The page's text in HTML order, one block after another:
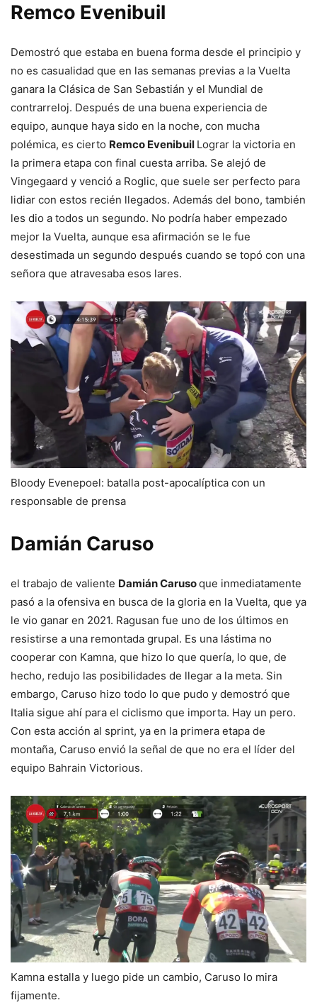
Remco Evenibuil
Demostró que estaba en buena forma desde el principio y
no es casualidad que en las semanas previas a la Vuelta
ganara la Clásica de San Sebastián y el Mundial de
contrarreloj. Después de una buena experiencia de
equipo, aunque haya sido en la noche, con mucha
polémica, es cierto Remco Evenibuil Lograr la victoria en
la primera etapa con final cuesta arriba. Se alejó de
Vingegaard y venció a Roglic, que suele ser perfecto para
lidiar con estos recién llegados. Además del bono, también
les dio a todos un segundo. No podría haber empezado
mejor la Vuelta, aunque esa afirmación se le fue
desestimada un segundo después cuando se topó con una
señora que atravesaba esos lares.
Bloody Evenepoel: batalla post-apocalíptica con un
responsable de prensa
Damián Caruso
el trabajo de valiente Damián Carusoque inmediatamente
pasó a la ofensiva en busca de la gloria en la Vuelta, que ya
le vio ganar en 2021. Ragusan fue uno de los últimos en
resistirse a una remontada grupal. Es una lástima no
cooperar con Kamna, que hizo lo que quería, lo que, de
hecho, redujo las posibilidades de llegar a la meta. Sin
embargo, Caruso hizo todo lo que pudo y demostró que
Italia sigue ahí para el ciclismo que importa. Hay un pero.
Con esta acción al sprint, ya en la primera etapa de
montaña, Caruso envió la señal de que no era el líder del
equipo Bahrain Victorious.
Kamna estalla y luego pide un cambio, Caruso lo mira
fijamente.